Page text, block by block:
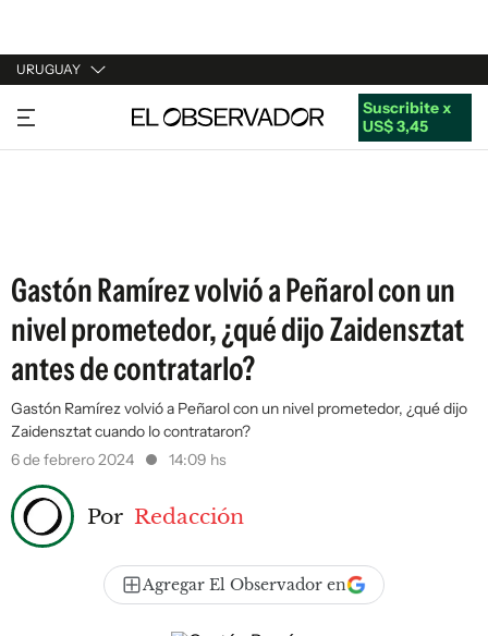
URUGUAY
URUGUAY
ARGENTINA
Suscribite x
US$ 3,45
Gastón Ramírez volvió a Peñarol con un
nivel prometedor, ¿qué dijo Zaidensztat
antes de contratarlo?
Gastón Ramírez volvió a Peñarol con un nivel prometedor, ¿qué dijo
Zaidensztat cuando lo contrataron?
6 de febrero 2024
14:09 hs
Por Redacción
Agregar El Observador en